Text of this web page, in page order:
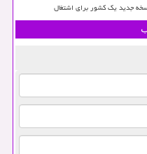
جدید یک کشور برای اشتغال